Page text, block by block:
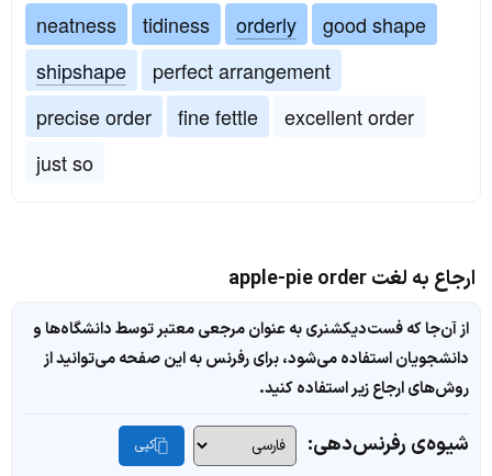
neatness
tidiness orderly
good shape
shipshape
perfect arrangement
precise order
fine fettle
excellent order
just so
ارجاع به لغت apple-pie order
از آن‌جا که فست‌دیکشنری به عنوان مرجعی معتبر توسط دانشگاه‌ها و
دانشجویان استفاده می‌شود، برای رفرنس به این صفحه می‌توانید از
روش‌های ارجاع زیر استفاده کنید.
شیوه‌ی رفرنس‌دهی: کپی